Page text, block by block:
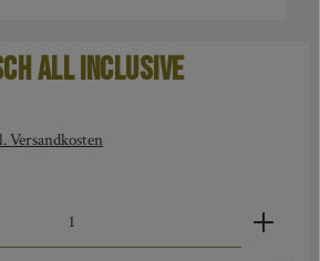
all inclusive
Versandkosten
den gewünschten Wert ein oder